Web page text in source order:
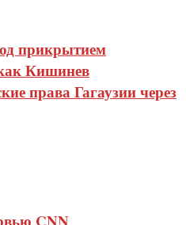
прикрытием
Кишинев
права Гагаузии через
CNN